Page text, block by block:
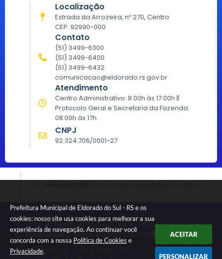
Prefeitura Municipal de Eldorado do Sul - RS e os
cookies: nosso site usa cookies para melhorar a sua
experiência de navegação. Ao continuar você
concorda com a nossa Política de Cookies e
Privacidade.
ACEITAR
PERSONALIZAR
Localização
Estrada da Arrozeira, nº 270, Centro
CEP: 92990-000
Contato
(51) 3499-6300
(51) 3499-6400
(51) 3499-6432
comunicacao@eldorado.rs.gov.br
Atendimento
Centro Administrativo: 8:00h às 17:00h ||
Protocolo Geral e Secretaria da Fazenda:
08:00h às 17h
CNPJ
92.324.706/0001-27
Versão do Sistema:
3.5.3 - 19/06/2026
Portal atualizado em: 07/08/2026 15:15 Dados Abertos
© Copyright Instar - 2006-2026. Todos os direitos